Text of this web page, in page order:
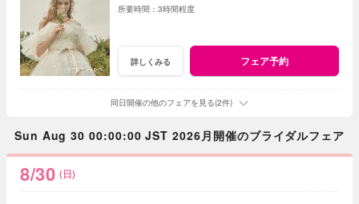
3時間程度
詳しくみる フェア予約
同日開催の他のフェアを見る(2件)
Sun Aug 30 00:00:00 JST 2026月開催のブライダルフェア
8/30 (日)